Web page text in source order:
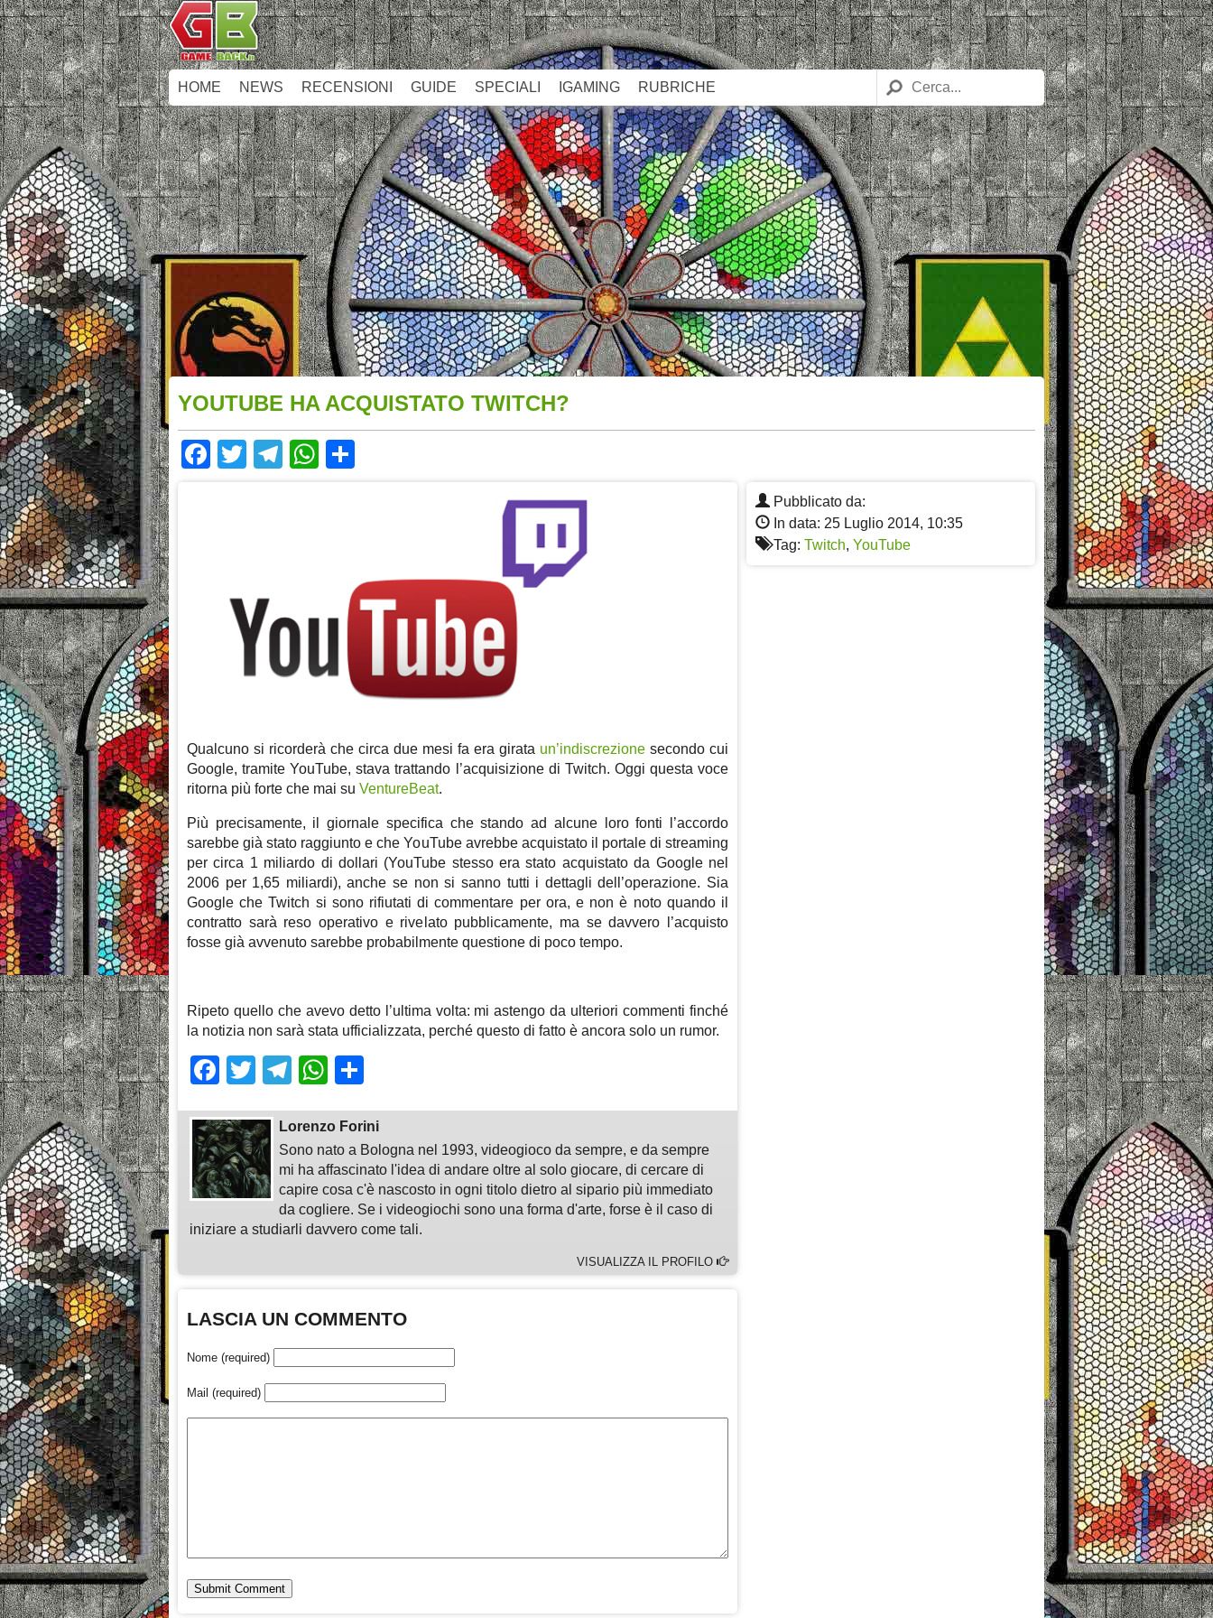
HOME NEWS RECENSIONI GUIDE SPECIALI IGAMING RUBRICHE
YOUTUBE HA ACQUISTATO TWITCH?
Facebook
TwitterTelegram
WhatsApp
Pubblicato da:
In data: 25 Luglio 2014, 10:35
Tag: Twitch, YouTube
Qualcuno si ricorderà che circa due mesi fa era girata un’indiscrezione secondo cui
Google, tramite YouTube, stava trattando l’acquisizione di Twitch. Oggi questa voce
ritorna più forte che mai su VentureBeat.
Più precisamente, il giornale specifica che stando ad alcune loro fonti l’accordo
sarebbe già stato raggiunto e che YouTube avrebbe acquistato il portale di streaming
per circa 1 miliardo di dollari (YouTube stesso era stato acquistato da Google nel
2006 per 1,65 miliardi), anche se non si sanno tutti i dettagli dell’operazione. Sia
Google che Twitch si sono rifiutati di commentare per ora, e non è noto quando il
contratto sarà reso operativo e rivelato pubblicamente, ma se davvero l’acquisto
fosse già avvenuto sarebbe probabilmente questione di poco tempo.
Ripeto quello che avevo detto l’ultima volta: mi astengo da ulteriori commenti finché
la notizia non sarà stata ufficializzata, perché questo di fatto è ancora solo un rumor.
Facebook
TwitterTelegram
WhatsApp
Lorenzo Forini
Sono nato a Bologna nel 1993, videogioco da sempre, e da sempre
mi ha affascinato l'idea di andare oltre al solo giocare, di cercare di
capire cosa c'è nascosto in ogni titolo dietro al sipario più immediato
da cogliere. Se i videogiochi sono una forma d'arte, forse è il caso di
iniziare a studiarli davvero come tali.
VISUALIZZA IL PROFILO
LASCIA UN COMMENTO
Nome (required)
Mail (required)